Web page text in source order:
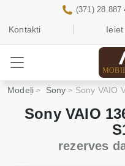
Kontakti Ieiet
(371) 28 887
Modeļi Sony Sony VAIO
Sony VAIO
rezerves